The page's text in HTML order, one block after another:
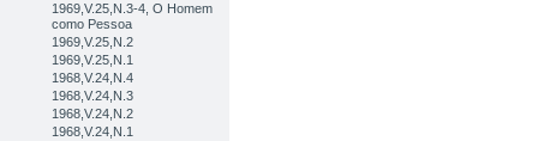
1969,V.25,N.3-4, O Homem
como Pessoa
1969,V.25,N.2
1969,V.25,N.1
1968,V.24,N.4
1968,V.24,N.3
1968,V.24,N.2
1968,V.24,N.1